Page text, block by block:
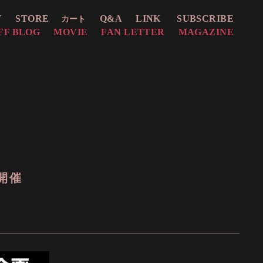
STORE カート Q&A LINK
SUBSCRIBE
BLOG
MOVIE FAN LETTER MAGAZINE
催